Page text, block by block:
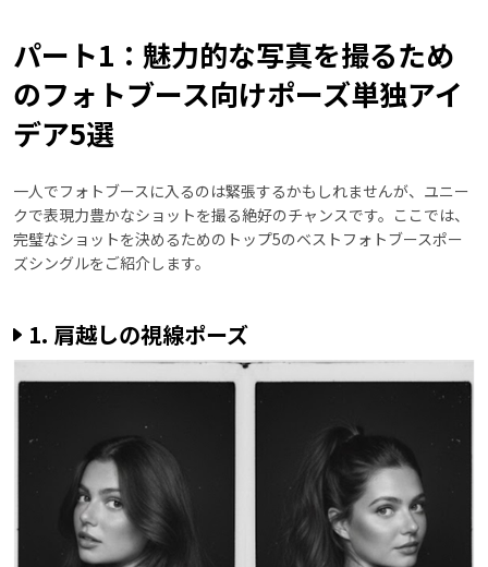
パート1：魅力的な写真を撮るため
のフォトブース向けポーズ単独アイ
デア5選
一人でフォトブースに入るのは緊張するかもしれませんが、ユニー
クで表現力豊かなショットを撮る絶好のチャンスです。ここでは、
完璧なショットを決めるためのトップ5のベストフォトブースポー
ズシングルをご紹介します。
1. 肩越しの視線ポーズ